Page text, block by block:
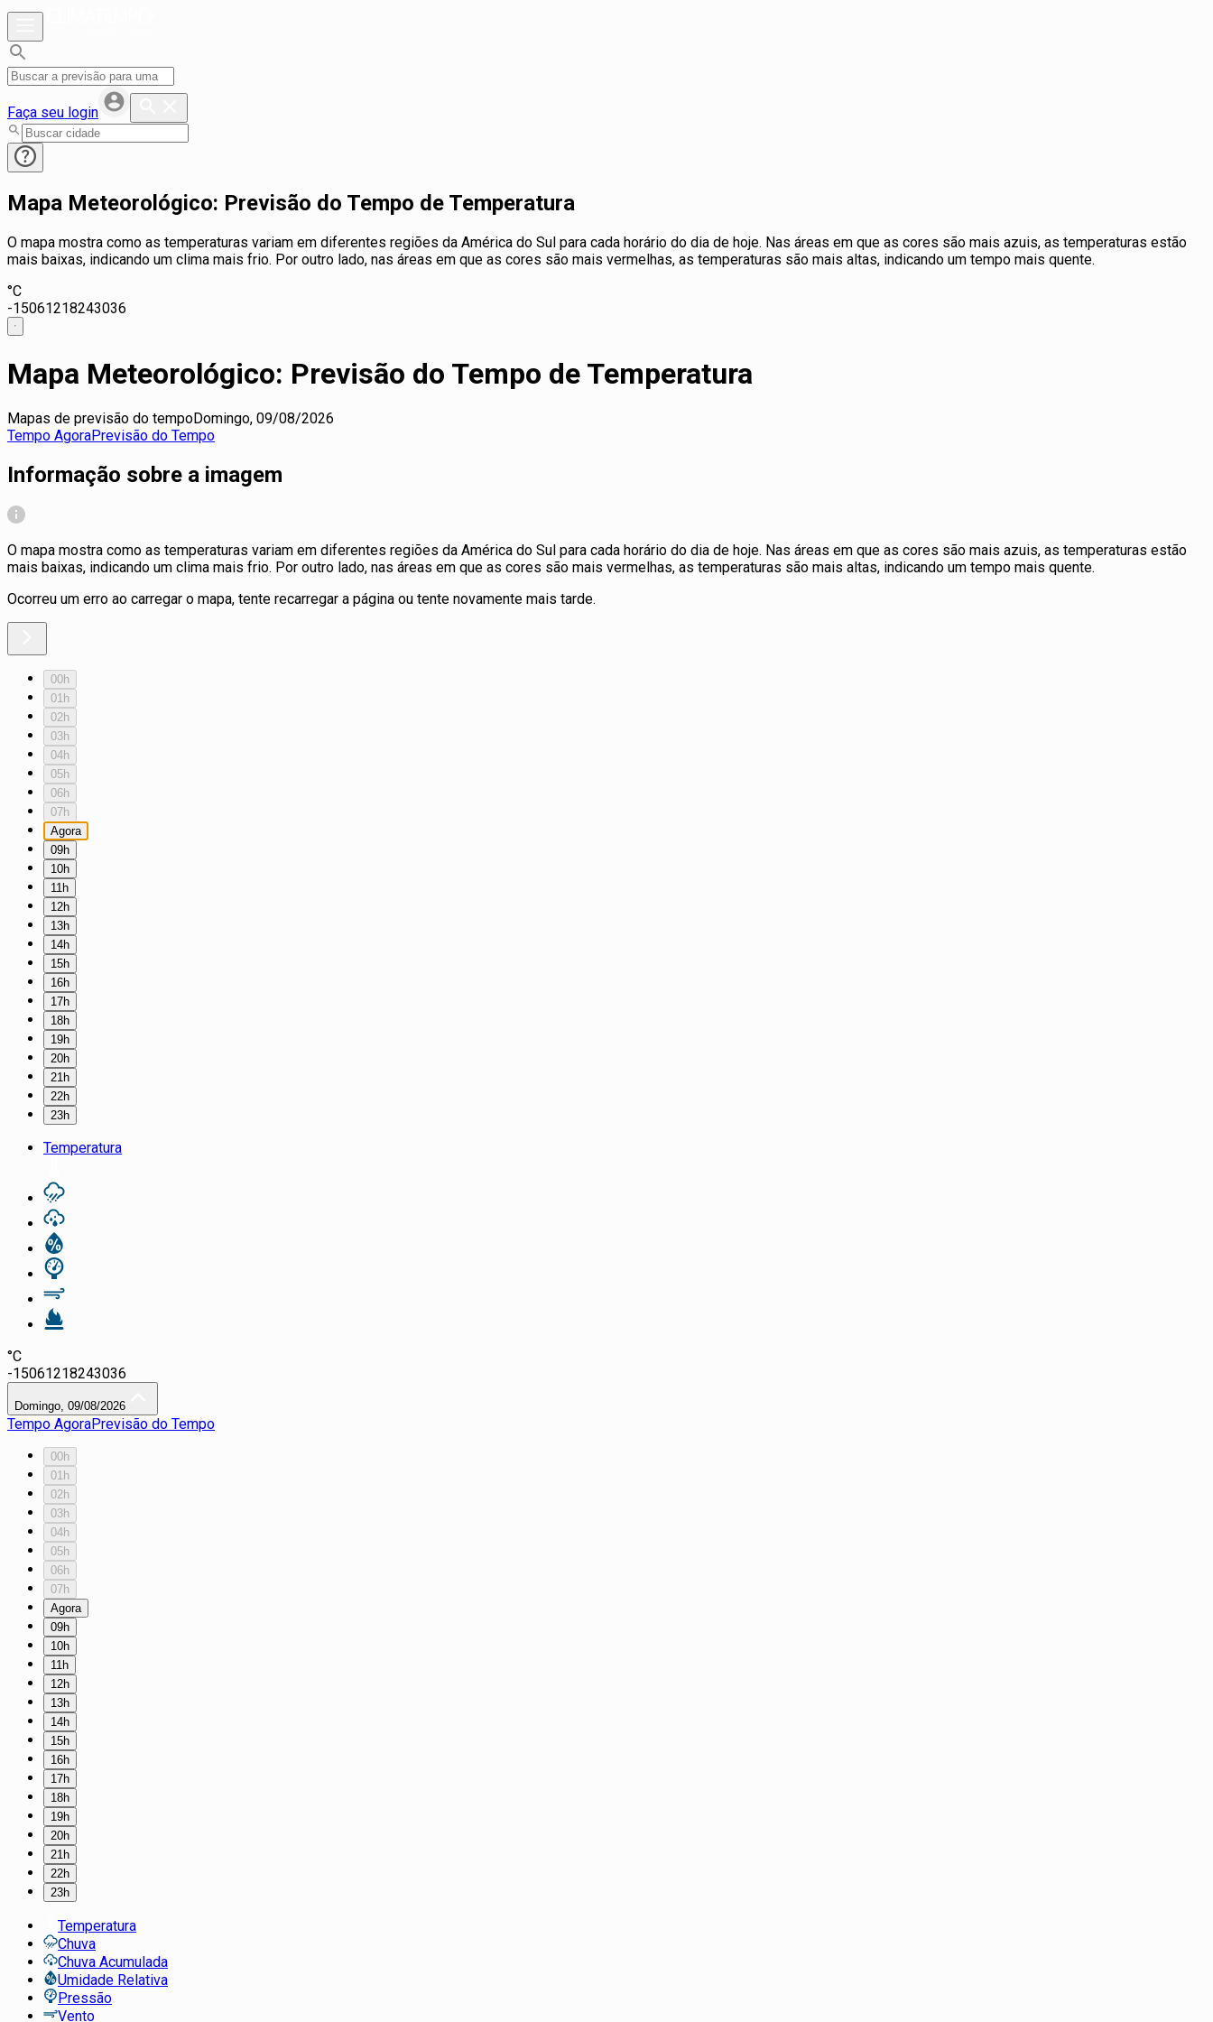
Faça seu login
Mapa Meteorológico: Previsão do Tempo de Temperatura
O mapa mostra como as temperaturas variam em diferentes regiões da América do Sul para cada horário do dia de hoje. Nas áreas em que as cores são mais azuis, as temperaturas estão
mais baixas, indicando um clima mais frio. Por outro lado, nas áreas em que as cores são mais vermelhas, as temperaturas são mais altas, indicando um tempo mais quente.
°C
-15061218243036
Mapa Meteorológico: Previsão do Tempo de Temperatura
Mapas de previsão do tempoDomingo, 09/08/2026
Tempo AgoraPrevisão do Tempo
Informação sobre a imagem
O mapa mostra como as temperaturas variam em diferentes regiões da América do Sul para cada horário do dia de hoje. Nas áreas em que as cores são mais azuis, as temperaturas estão
mais baixas, indicando um clima mais frio. Por outro lado, nas áreas em que as cores são mais vermelhas, as temperaturas são mais altas, indicando um tempo mais quente.
Ocorreu um erro ao carregar o mapa, tente recarregar a página ou tente novamente mais tarde.
00h
01h
02h
03h
04h
05h
06h
07h
Agora
09h
10h
11h
12h
13h
14h
15h
16h
17h
18h
19h
20h
21h
22h
23h
Temperatura
°C
-15061218243036
Domingo, 09/08/2026
Tempo AgoraPrevisão do Tempo
00h
01h
02h
03h
04h
05h
06h
07h
Agora
09h
10h
11h
12h
13h
14h
15h
16h
17h
18h
19h
20h
21h
22h
23h
Temperatura
Chuva
Chuva Acumulada
Umidade Relativa
Pressão
Vento